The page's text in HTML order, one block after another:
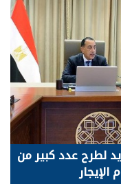
في قطاع الطاقة
الطبيعية